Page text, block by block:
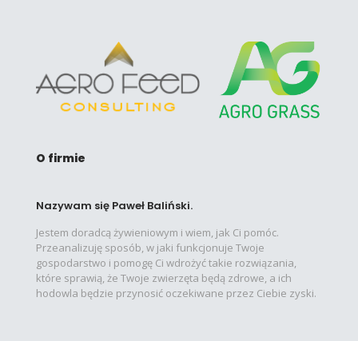
O firmie
Nazywam się Paweł Baliński.
Jestem doradcą żywieniowym i wiem, jak Ci pomóc.
Przeanalizuję sposób, w jaki funkcjonuje Twoje
gospodarstwo i pomogę Ci wdrożyć takie rozwiązania,
które sprawią, że Twoje zwierzęta będą zdrowe, a ich
hodowla będzie przynosić oczekiwane przez Ciebie zyski.